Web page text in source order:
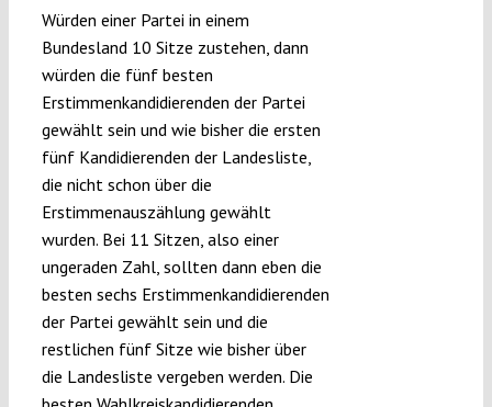
Würden einer Partei in einem
Bundesland 10 Sitze zustehen, dann
würden die fünf besten
Erstimmenkandidierenden der Partei
gewählt sein und wie bisher die ersten
fünf Kandidierenden der Landesliste,
die nicht schon über die
Erstimmenauszählung gewählt
wurden. Bei 11 Sitzen, also einer
ungeraden Zahl, sollten dann eben die
besten sechs Erstimmenkandidierenden
der Partei gewählt sein und die
restlichen fünf Sitze wie bisher über
die Landesliste vergeben werden. Die